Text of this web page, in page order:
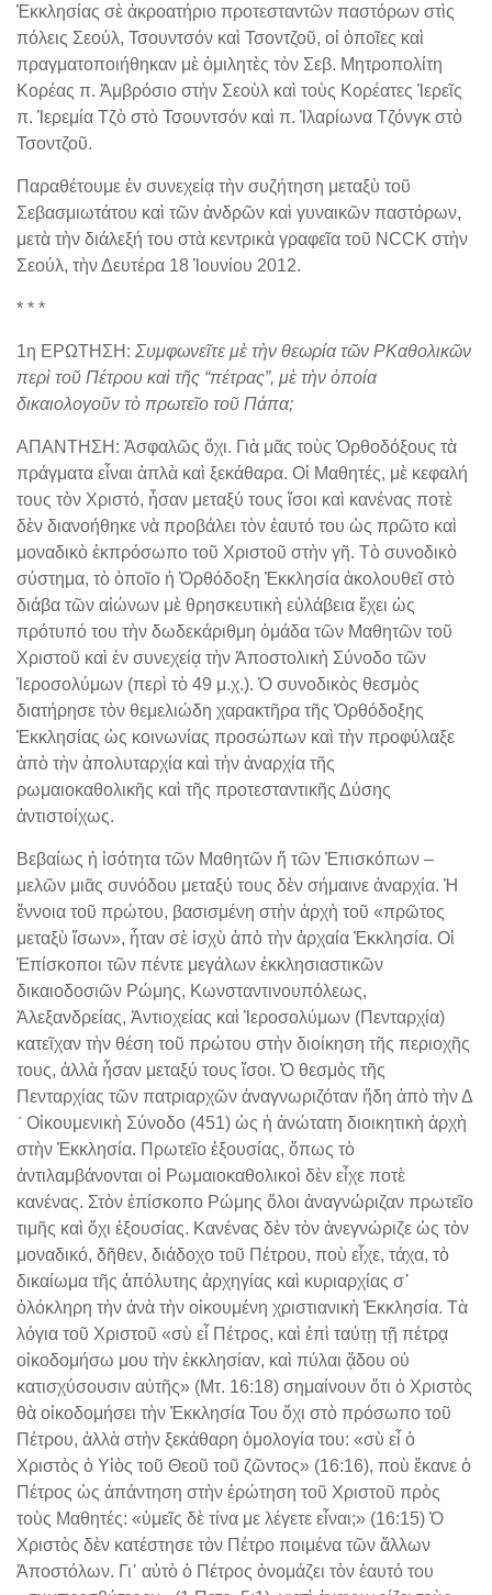
Ἐκκλησίας σὲ ἀκροατήριο προτεσταντῶν παστόρων στὶς
πόλεις Σεούλ, Τσουντσόν καὶ Τσοντζοῦ, οἱ ὁποῖες καὶ
πραγματοποιήθηκαν μὲ ὁμιλητὲς τὸν Σεβ. Μητροπολίτη
Κορέας π. Ἀμβρόσιο στὴν Σεοὺλ καὶ τοὺς Κορέατες Ἱερεῖς
π. Ἱερεμία Τζὸ στὸ Τσουντσόν καὶ π. Ἱλαρίωνα Τζόνγκ στὸ
Τσοντζοῦ.
Παραθέτουμε ἐν συνεχείᾳ τὴν συζήτηση μεταξὺ τοῦ
Σεβασμιωτάτου καὶ τῶν ἀνδρῶν καὶ γυναικῶν παστόρων,
μετὰ τὴν διάλεξή του στὰ κεντρικὰ γραφεῖα τοῦ NCCK στὴν
Σεούλ, τὴν Δευτέρα 18 Ἰουνίου 2012.
* * *
1η ΕΡΩΤΗΣΗ: Συμφωνεῖτε μὲ τὴν θεωρία τῶν ΡΚαθολικῶν
περὶ τοῦ Πέτρου καὶ τῆς “πέτρας”, μὲ τὴν ὁποία
δικαιολογοῦν τὸ πρωτεῖο τοῦ Πάπα;
ΑΠΑΝΤΗΣΗ: Ἀσφαλῶς ὄχι. Γιὰ μᾶς τοὺς Ὀρθοδόξους τὰ
πράγματα εἶναι ἁπλὰ καὶ ξεκάθαρα. Οἱ Μαθητές, μὲ κεφαλή
τους τὸν Χριστό, ἦσαν μεταξύ τους ἴσοι καὶ κανένας ποτὲ
δὲν διανοήθηκε νὰ προβάλει τὸν ἑαυτό του ὡς πρῶτο καὶ
μοναδικὸ ἐκπρόσωπο τοῦ Χριστοῦ στὴν γῆ. Τὸ συνοδικὸ
σύστημα, τὸ ὁποῖο ἡ Ὀρθόδοξη Ἐκκλησία ἀκολουθεῖ στὸ
διάβα τῶν αἰώνων μὲ θρησκευτικὴ εὐλάβεια ἔχει ὡς
πρότυπό του τὴν δωδεκάριθμη ὁμάδα τῶν Μαθητῶν τοῦ
Χριστοῦ καὶ ἐν συνεχείᾳ τὴν Ἀποστολικὴ Σύνοδο τῶν
Ἱεροσολύμων (περὶ τὸ 49 μ.χ.). Ὁ συνοδικὸς θεσμὸς
διατήρησε τὸν θεμελιώδη χαρακτῆρα τῆς Ὀρθόδοξης
Ἐκκλησίας ὡς κοινωνίας προσώπων καὶ τὴν προφύλαξε
ἀπὸ τὴν ἀπολυταρχία καὶ τὴν ἀναρχία τῆς
ρωμαιοκαθολικῆς καὶ τῆς προτεσταντικῆς Δύσης
ἀντιστοίχως.
Βεβαίως ἡ ἰσότητα τῶν Μαθητῶν ἤ τῶν Ἐπισκόπων –
μελῶν μιᾶς συνόδου μεταξύ τους δὲν σήμαινε ἀναρχία. Ἡ
ἔννοια τοῦ πρώτου, βασισμένη στὴν ἀρχὴ τοῦ «πρῶτος
μεταξὺ ἴσων», ἦταν σὲ ἰσχὺ ἀπὸ τὴν ἀρχαία Ἐκκλησία. Οἱ
Ἐπίσκοποι τῶν πέντε μεγάλων ἐκκλησιαστικῶν
δικαιοδοσιῶν Ρώμης, Κωνσταντινουπόλεως,
Ἀλεξανδρείας, Ἀντιοχείας καὶ Ἱεροσολύμων (Πενταρχία)
κατεῖχαν τὴν θέση τοῦ πρώτου στὴν διοίκηση τῆς περιοχῆς
τους, ἀλλὰ ἦσαν μεταξύ τους ἴσοι. Ὁ θεσμὸς τῆς
Πενταρχίας τῶν πατριαρχῶν ἀναγνωριζόταν ἤδη ἀπὸ τὴν Δ
´ Οἰκουμενικὴ Σύνοδο (451) ὡς ἡ ἀνώτατη διοικητικὴ ἀρχὴ
στὴν Ἐκκλησία. Πρωτεῖο ἐξουσίας, ὅπως τὸ
ἀντιλαμβάνονται οἱ Ρωμαιοκαθολικοὶ δὲν εἶχε ποτὲ
κανένας. Στὸν ἐπίσκοπο Ρώμης ὅλοι ἀναγνώριζαν πρωτεῖο
τιμῆς καὶ ὄχι ἐξουσίας. Κανένας δὲν τὸν ἀνεγνώριζε ὡς τὸν
μοναδικό, δῆθεν, διάδοχο τοῦ Πέτρου, ποὺ εἶχε, τάχα, τὸ
δικαίωμα τῆς ἀπόλυτης ἀρχηγίας καὶ κυριαρχίας σ᾽
ὁλόκληρη τὴν ἀνὰ τὴν οἰκουμένη χριστιανικὴ Ἐκκλησία. Τὰ
λόγια τοῦ Χριστοῦ «σὺ εἶ Πέτρος, καὶ ἐπὶ ταύτῃ τῇ πέτρᾳ
οἰκοδομήσω μου τὴν ἐκκλησίαν, καὶ πύλαι ᾅδου οὐ
κατισχύσουσιν αὐτῆς» (Μτ. 16:18) σημαίνουν ὅτι ὁ Χριστὸς
θὰ οἰκοδομήσει τὴν Ἐκκλησία Του ὄχι στὸ πρόσωπο τοῦ
Πέτρου, ἀλλὰ στὴν ξεκάθαρη ὁμολογία του: «σὺ εἶ ὁ
Χριστὸς ὁ Υἱὸς τοῦ Θεοῦ τοῦ ζῶντος» (16:16), ποὺ ἔκανε ὁ
Πέτρος ὡς ἀπάντηση στὴν ἐρώτηση τοῦ Χριστοῦ πρὸς
τοὺς Μαθητές: «ὑμεῖς δὲ τίνα με λέγετε εἶναι;» (16:15) Ὁ
Χριστὸς δὲν κατέστησε τὸν Πέτρο ποιμένα τῶν ἄλλων
Ἀποστόλων. Γι᾽ αὐτὸ ὁ Πέτρος ὀνομάζει τὸν ἑαυτό του